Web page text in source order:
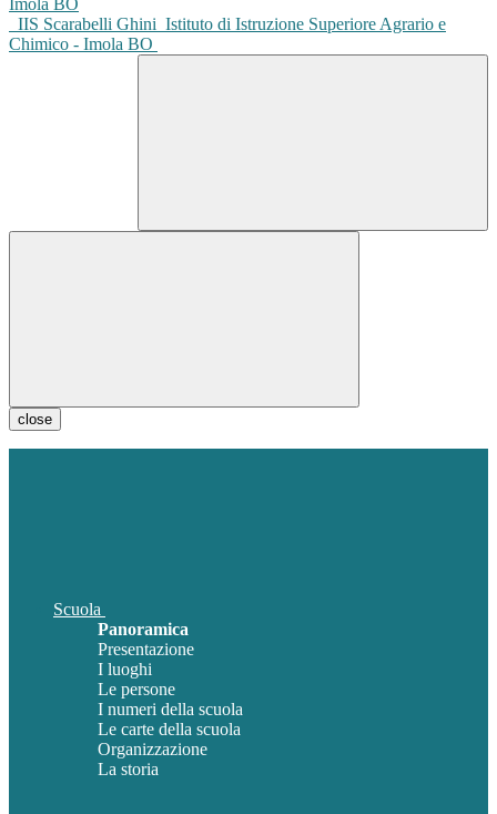
IIS Scarabelli Ghini Istituto di Istruzione Superiore Agrario e
Chimico - Imola BO
close
Scuola
Panoramica
Presentazione
I luoghi
Le persone
I numeri della scuola
Le carte della scuola
Organizzazione
La storia